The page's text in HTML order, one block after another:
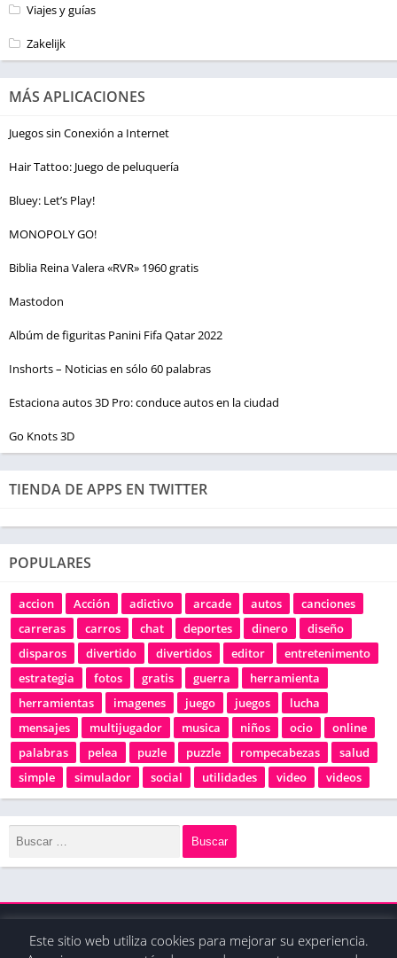
Viajes y guías
Zakelijk
MÁS APLICACIONES
Juegos sin Conexión a Internet
Hair Tattoo: Juego de peluquería
Bluey: Let’s Play!
MONOPOLY GO!
Biblia Reina Valera «RVR» 1960 gratis
Mastodon
Albúm de figuritas Panini Fifa Qatar 2022
Inshorts – Noticias en sólo 60 palabras
Estaciona autos 3D Pro: conduce autos en la ciudad
Go Knots 3D
TIENDA DE APPS EN TWITTER
POPULARES
accion Acción adictivo arcade autos
canciones
carreras
carros chat deportes dinero
diseño
disparos
divertido divertidos editor
entretenimento
estrategia
fotos gratis guerra
herramienta
herramientas
imagenes juego juegos
lucha
mensajes
multijugador musica niños ocio
online
palabras
pelea puzle puzzle rompecabezas
salud
simple
simulador social utilidades video videos
© 2020 - Derechos reservados / La tienda de apps
Este sitio web utiliza cookies para mejorar su experiencia.